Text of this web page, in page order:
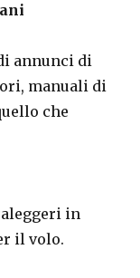
annunci di
manuali di
che
in
il volo.